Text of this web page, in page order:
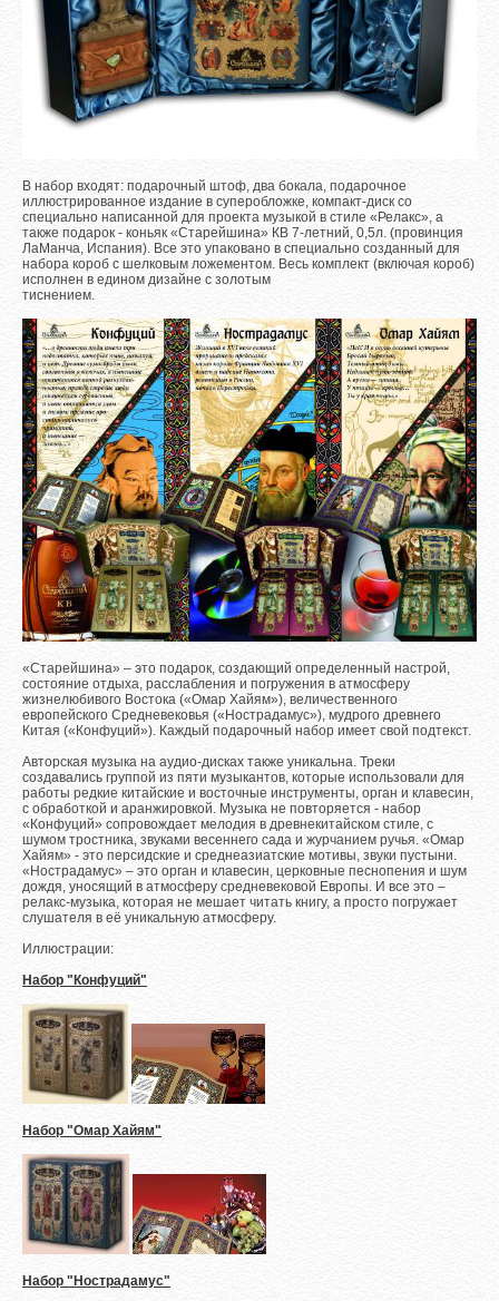
В набор входят: подарочный штоф, два бокала, подарочное
иллюстрированное издание в суперобложке, компакт-диск со
специально написанной для проекта музыкой в стиле «Релакс», а
также подарок - коньяк «Старейшина» КВ 7-летний, 0,5л. (провинция
ЛаМанча, Испания). Все это упаковано в специально созданный для
набора короб с шелковым ложементом. Весь комплект (включая короб)
исполнен в едином дизайне с золотым
тиснением.
«Старейшина» – это подарок, создающий определенный настрой,
состояние отдыха, расслабления и погружения в атмосферу
жизнелюбивого Востока («Омар Хайям»), величественного
европейского Средневековья («Нострадамус»), мудрого древнего
Китая («Конфуций»). Каждый подарочный набор имеет свой подтекст.
Авторская музыка на аудио-дисках также уникальна. Треки
создавались группой из пяти музыкантов, которые использовали для
работы редкие китайские и восточные инструменты, орган и клавесин,
с обработкой и аранжировкой. Музыка не повторяется - набор
«Конфуций» сопровождает мелодия в древнекитайском стиле, с
шумом тростника, звуками весеннего сада и журчанием ручья. «Омар
Хайям» - это персидские и среднеазиатские мотивы, звуки пустыни.
«Нострадамус» – это орган и клавесин, церковные песнопения и шум
дождя, уносящий в атмосферу средневековой Европы. И все это –
релакс-музыка, которая не мешает читать книгу, а просто погружает
слушателя в её уникальную атмосферу.
Иллюстрации:
Набор "Конфуций"
Набор "Омар Хайям"
Набор "Нострадамус"